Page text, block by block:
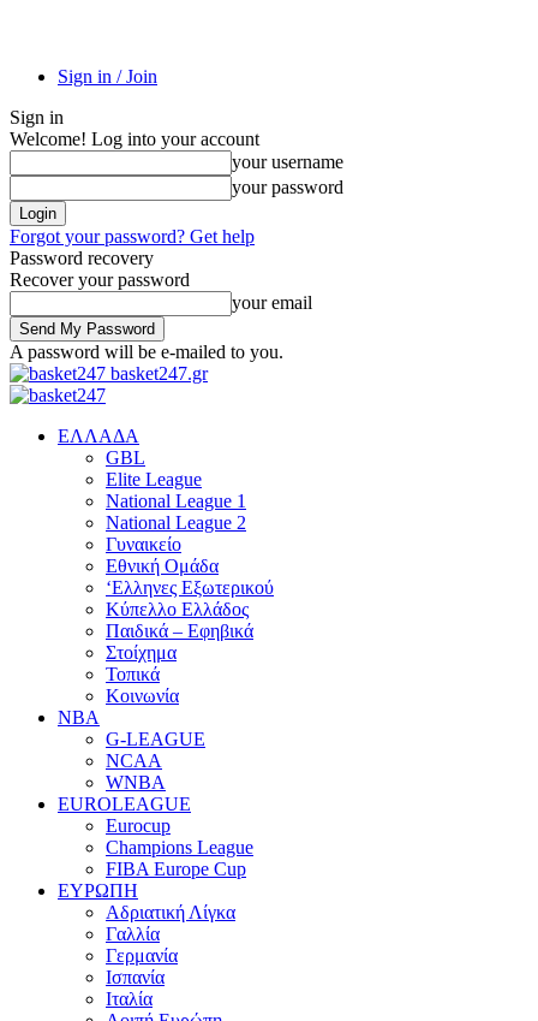
Sign in / Join
Sign in
Welcome! Log into your account
your username
your password
Forgot your password? Get help
Password recovery
Recover your password
your email
A password will be e-mailed to you.
basket247.gr
EΛΛΑΔΑ
GBL
Elite League
National League 1
National League 2
Γυναικείο
Εθνική Ομάδα
‘Ελληνες Εξωτερικού
Κύπελλο Ελλάδος
Παιδικά – Εφηβικά
Στοίχημα
Τοπικά
Κοινωνία
NBA
G-LEAGUE
NCAA
WNBA
ΕUROLEAGUE
Eurocup
Champions League
FIBA Europe Cup
ΕΥΡΩΠΗ
Αδριατική Λίγκα
Γαλλία
Γερμανία
Ισπανία
Ιταλία